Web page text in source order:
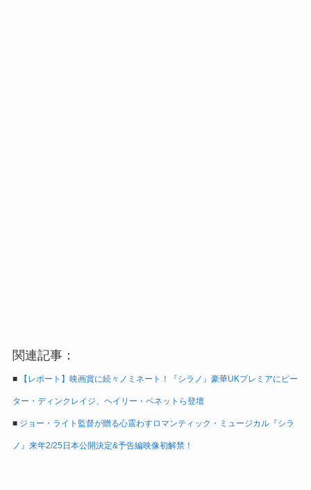
関連記事：
■ 【レポート】映画賞に続々ノミネート！『シラノ』豪華UKプレミアにピー
ター・ディンクレイジ、ヘイリー・ベネットら登壇
■ ジョー・ライト監督が贈る心震わすロマンティック・ミュージカル『シラ
ノ』来年2/25日本公開決定&予告編映像初解禁！